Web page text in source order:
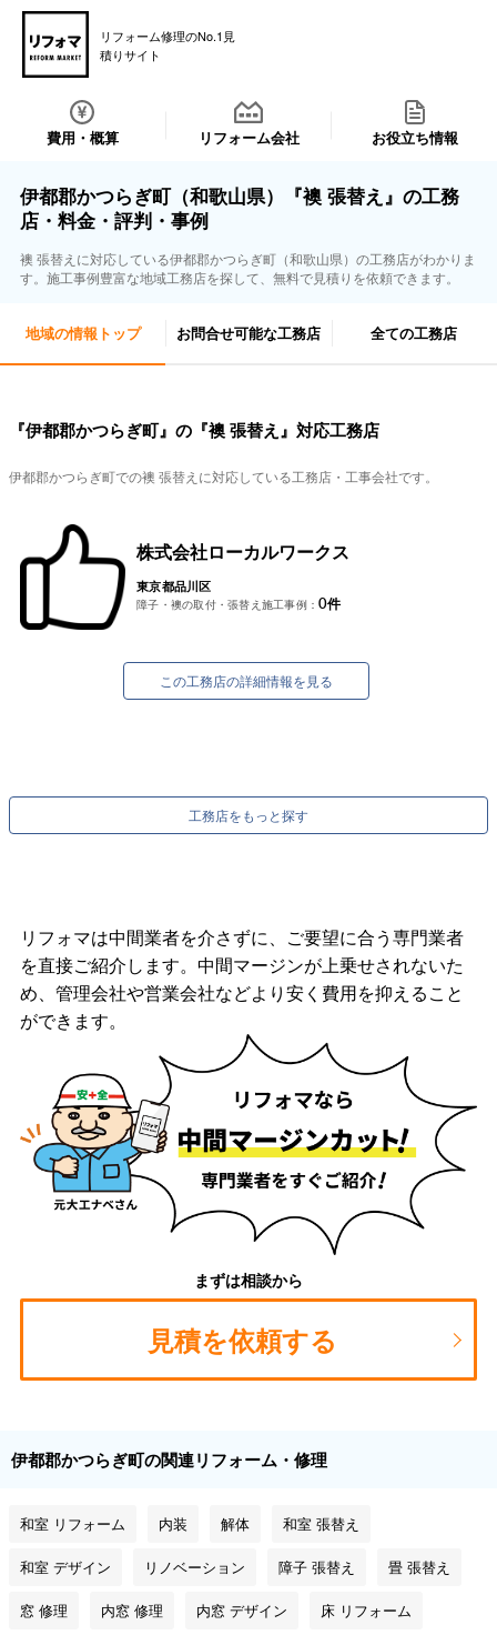
リフォーム修理のNo.1見
積りサイト
費用・概算 リフォーム会社 お役立ち情報
伊都郡かつらぎ町（和歌山県）『襖 張替え』の工務
店・料金・評判・事例
襖 張替えに対応している伊都郡かつらぎ町（和歌山県）の工務店がわかりま
す。施工事例豊富な地域工務店を探して、無料で見積りを依頼できます。
地域の情報トップ お問合せ可能な工務店 全ての工務店
『伊都郡かつらぎ町』の『襖 張替え』対応工務店
伊都郡かつらぎ町での襖 張替えに対応している工務店・工事会社です。
株式会社ローカルワークス
東京都品川区
障子・襖の取付・張替え施工事例： 0件
この工務店の詳細情報を見る
工務店をもっと探す
リフォマは中間業者を介さずに、ご要望に合う専門業者
を直接ご紹介します。中間マージンが上乗せされないた
め、管理会社や営業会社などより安く費用を抑えること
ができます。
まずは相談から
見積を依頼する
伊都郡かつらぎ町の関連リフォーム・修理
和室 リフォーム 内装 解体 和室 張替え
和室 デザイン リノベーション 障子 張替え 畳 張替え
窓 修理 内窓 修理 内窓 デザイン 床 リフォーム